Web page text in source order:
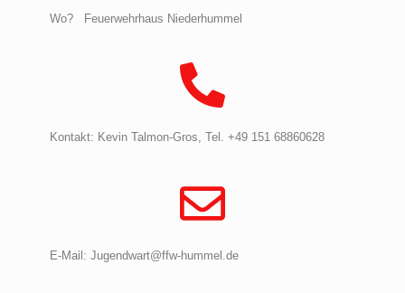
Wo? Feuerwehrhaus Niederhummel
Kontakt: Kevin Talmon-Gros, Tel. +49 151 68860628
E-Mail: Jugendwart@ffw-hummel.de